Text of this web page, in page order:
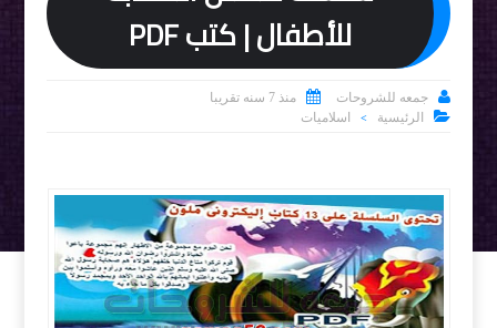
للأطفال | كتب PDF
 جمعه للشروحات 
منذ 7 سنه تقريبا

الرئيسية > اسلاميات